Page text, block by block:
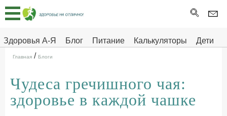
Здоровья А-Я Блог Питание Калькуляторы
Дети
Главная
Тесты
Про
ДЕТЯМ
Главная / Блоги
Чудеса гречишного чая:
здоровье в каждой чашке